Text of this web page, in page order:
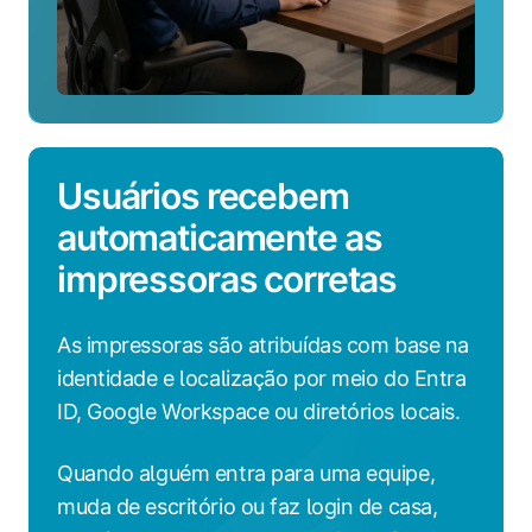
Usuários recebem
automaticamente as
impressoras corretas
As impressoras são atribuídas com base na
identidade e localização por meio do Entra
ID, Google Workspace ou diretórios locais.
Quando alguém entra para uma equipe,
muda de escritório ou faz login de casa,